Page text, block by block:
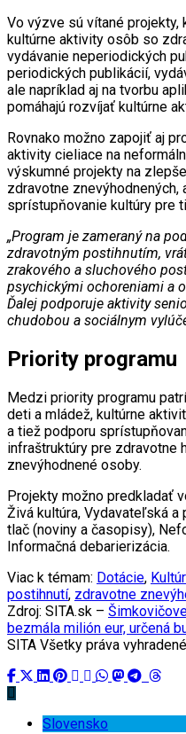
Vo výzve sú vítané projekty,
kultúrne aktivity osôb so
vydávanie neperiodických
periodických publikácií,
ale napríklad aj na tvorbu
pomáhajú rozvíjať kultúrne
Rovnako možno zapojiť aj
aktivity cieliace na
výskumné projekty na
zdravotne znevýhodnených,
sprístupňovanie kultúry pre
„Program je zameraný na
zdravotným postihnutím,
zrakového a sluchového
psychickými ochoreniami a
Ďalej podporuje aktivity
chudobou a sociálnym
Priority programu
Medzi priority programu
deti a mládež, kultúrne
a tiež podporu
infraštruktúry pre zdravotne
znevýhodnené osoby.
Projekty možno predkladať
Živá kultúra, Vydavateľská
tlač (noviny a časopisy),
Informačná debarierizácia.
Viac k témam: Dotácie,
postihnutí, zdravotne
Zdroj: SITA.sk –
bezmála milión eur, určená
SITA Všetky práva
Slovensko